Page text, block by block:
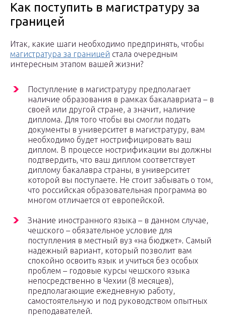
Как поступить в магистратуру за
границей
Итак, какие шаги необходимо предпринять, чтобы
магистратура за границей стала очередным
интересным этапом вашей жизни?
Поступление в магистратуру предполагает
наличие образования в рамках бакалавриата – в
своей или другой стране, а значит, наличие
диплома. Для того чтобы вы смогли подать
документы в университет в магистратуру, вам
необходимо будет нострифицировать ваш
диплом. В процессе нострификации вы должны
подтвердить, что ваш диплом соответствует
диплому бакалавра страны, в университет
которой вы поступаете. Не стоит забывать о том,
что российская образовательная программа во
многом отличается от европейской.
Знание иностранного языка – в данном случае,
чешского – обязательное условие для
поступления в местный вуз «на бюджет». Самый
надежный вариант, который позволит вам
спокойно освоить язык и учиться без особых
проблем – годовые курсы чешского языка
непосредственно в Чехии (8 месяцев),
предполагающие ежедневную работу,
самостоятельную и под руководством опытных
преподавателей.